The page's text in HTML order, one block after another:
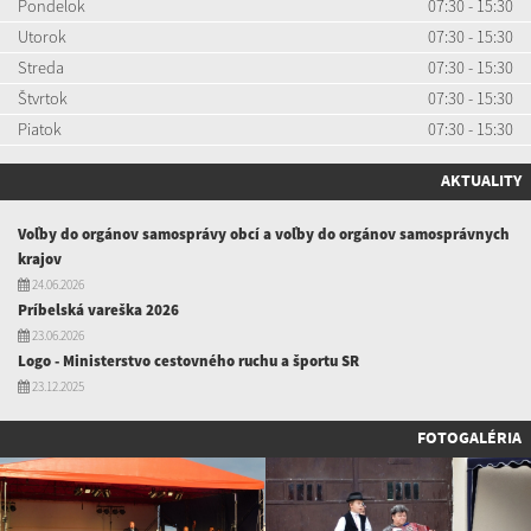
Pondelok
07:30 - 15:30
Utorok
07:30 - 15:30
Streda
07:30 - 15:30
Štvrtok
07:30 - 15:30
Piatok
07:30 - 15:30
AKTUALITY
Voľby do orgánov samosprávy obcí a voľby do orgánov samosprávnych
krajov
24.06.2026
Príbelská vareška 2026
23.06.2026
Logo - Ministerstvo cestovného ruchu a športu SR
23.12.2025
FOTOGALÉRIA